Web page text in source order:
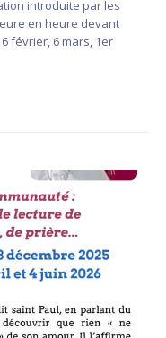
introduite par les
en heure devant
février, 6 mars, 1er